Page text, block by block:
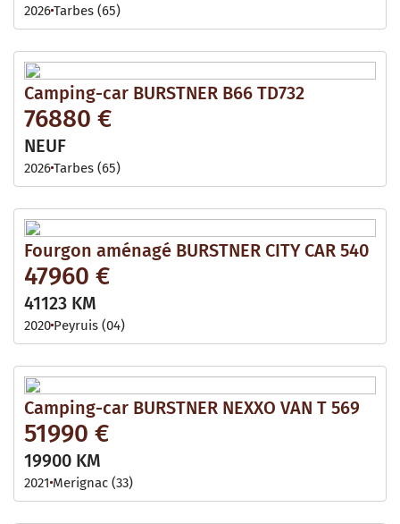
2026Tarbes (65)
Camping-car BURSTNER B66 TD732
76880 €
NEUF
2026Tarbes (65)
Fourgon aménagé BURSTNER CITY CAR 540
47960 €
41123 KM
2020 Peyruis (04)
Camping-car BURSTNER NEXXO VAN T 569
51990 €
19900 KM
2021 Merignac (33)